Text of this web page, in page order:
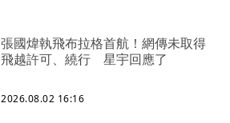
張國煒執飛布拉格首航！網傳未取得
飛越許可、繞行 星宇回應了
2026.08.02 16:16